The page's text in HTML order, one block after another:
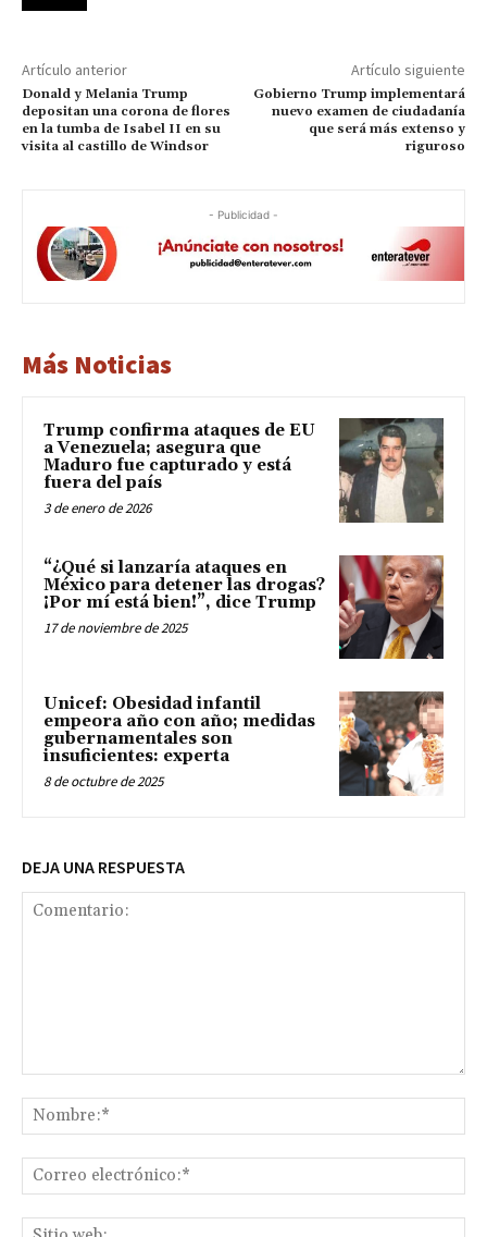
Artículo anterior
Donald y Melania Trump
depositan una corona de flores
en la tumba de Isabel II en su
visita al castillo de Windsor
Artículo siguiente
Gobierno Trump implementará
nuevo examen de ciudadanía
que será más extenso y
riguroso
- Publicidad -
Más Noticias
Trump confirma ataques de EU
a Venezuela; asegura que
Maduro fue capturado y está
fuera del país
3 de enero de 2026
“¿Qué si lanzaría ataques en
México para detener las drogas?
¡Por mí está bien!”, dice Trump
17 de noviembre de 2025
Unicef: Obesidad infantil
empeora año con año; medidas
gubernamentales son
insuficientes: experta
8 de octubre de 2025
DEJA UNA RESPUESTA